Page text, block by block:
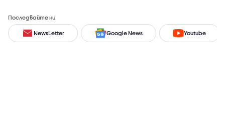
Последвайте ни
NewsLetter Google News Youtube